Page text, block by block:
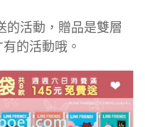
的活動，贈品是雙層
的活動哦。